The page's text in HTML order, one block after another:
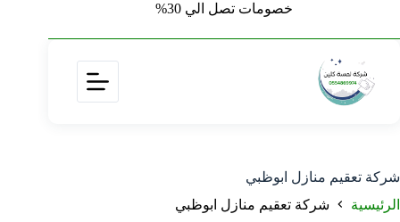
خصومات تصل الي 30%
شركة تعقيم منازل ابوظبي
الرئيسية
شركة تعقيم منازل ابوظبي